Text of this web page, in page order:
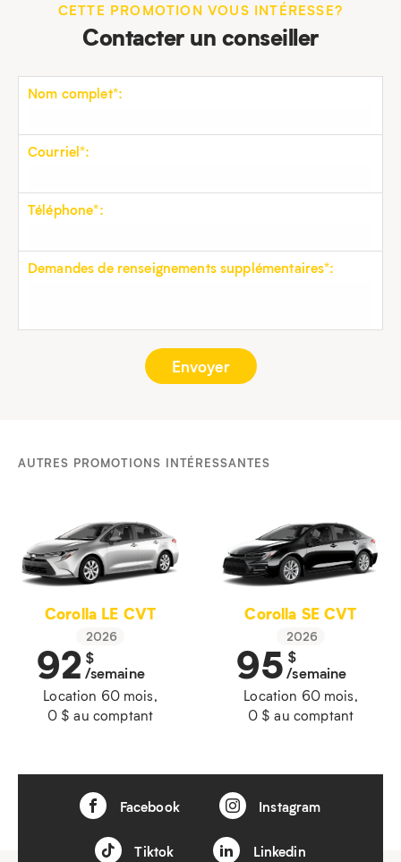
CETTE PROMOTION VOUS INTÉRESSE?
Contacter un conseiller
Nom complet*:
Courriel*:
Téléphone*:
Demandes de renseignements supplémentaires*:
AUTRES PROMOTIONS INTÉRESSANTES
Corolla LE CVT
2026
92 $
/semaine
Location 60 mois,
0 $ au comptant
Corolla SE CVT
2026
95 $
/semaine
Location 60 mois,
0 $ au comptant
Facebook Instagram
Tiktok Linkedin